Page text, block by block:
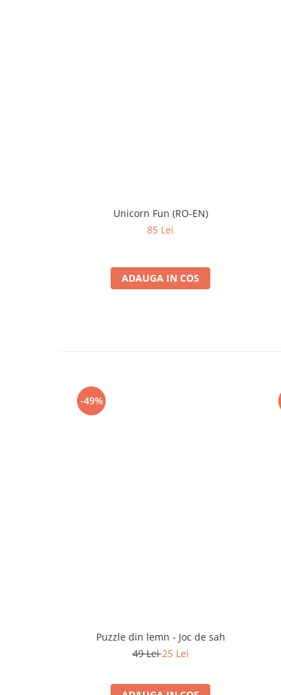
Unicorn Fun (RO-EN)
85 Lei
ADAUGA IN COS
-49%
Puzzle din lemn - Joc de sah
49 Lei25 Lei